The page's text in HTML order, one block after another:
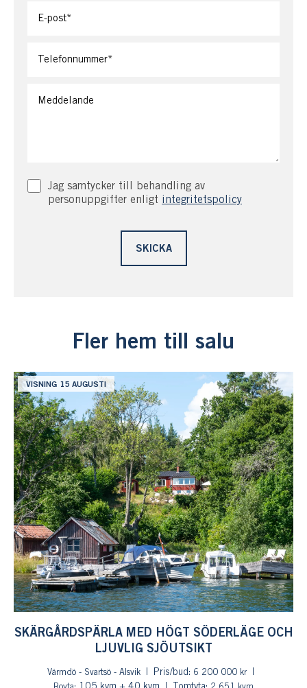
Jag samtycker till behandling av
personuppgifter enligt integritetspolicy
Fler hem till salu
VISNING 15 AUGUSTI
SKÄRGÅRDSPÄRLA MED HÖGT SÖDERLÄGE OCH
LJUVLIG SJÖUTSIKT
Värmdö - Svartsö - Alsvik Pris/bud: 6 200 000 kr